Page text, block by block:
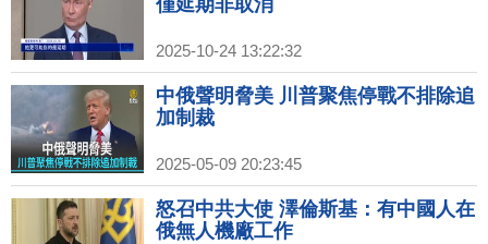
僅延期非取消
2025-10-24 13:22:32
中俄聲明脅美 川普聚焦停戰不排除追
加制裁
2025-05-09 20:23:45
怒召中共大使 澤倫斯基：有中國人在
俄無人機廠工作